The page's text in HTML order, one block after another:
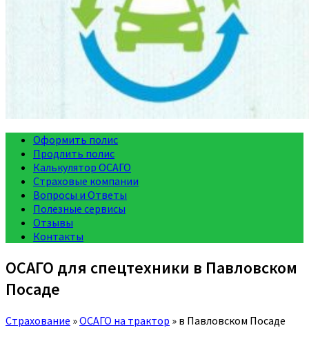
Оформить полис
Продлить полис
Калькулятор ОСАГО
Страховые компании
Вопросы и Ответы
Полезные сервисы
Отзывы
Контакты
ОСАГО для спецтехники в Павловском
Посаде
Страхование »ОСАГО на трактор » в Павловском Посаде